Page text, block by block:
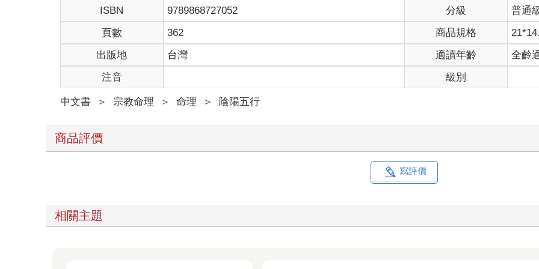
ISBN
9789868727052 分級
普通
頁數
362 商品規格
出版地
台灣 適讀年齡
全齡
注音
級別
中文書 ＞ 宗教命理 ＞ 命理 ＞ 陰陽五行
商品評價
寫評價
相關主題